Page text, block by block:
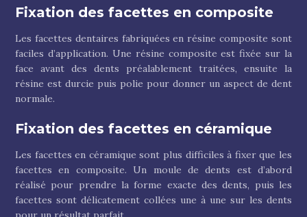
Fixation des facettes en composite
Les facettes dentaires fabriquées en résine composite sont
faciles d’application. Une résine composite est fixée sur la
face avant des dents préalablement traitées, ensuite la
résine est durcie puis polie pour donner un aspect de dent
normale.
Fixation des facettes en céramique
Les facettes en céramique sont plus difficiles à fixer que les
facettes en composite. Un moule de dents est d’abord
réalisé pour prendre la forme exacte des dents, puis les
facettes sont délicatement collées une à une sur les dents